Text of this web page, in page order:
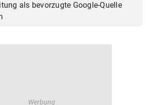
als bevorzugte Google-Quelle